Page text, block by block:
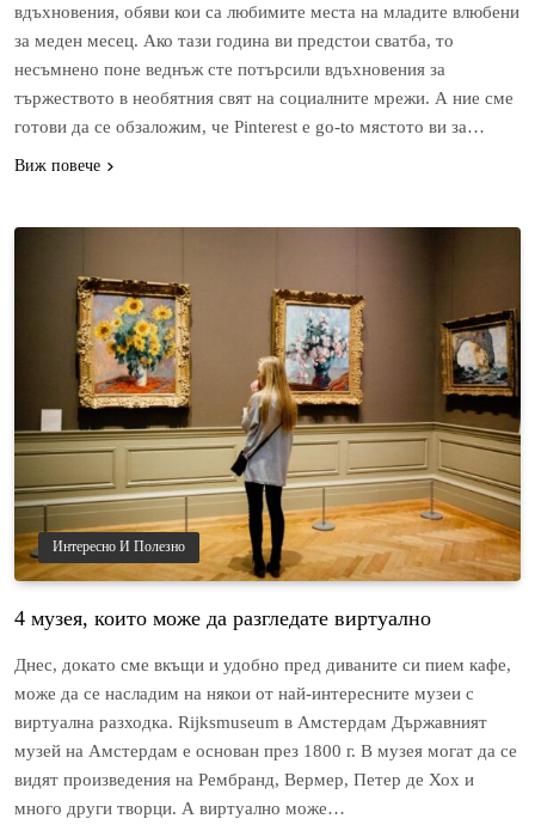
вдъхновения, обяви кои са любимите места на младите влюбени
за меден месец. Ако тази година ви предстои сватба, то
несъмнено поне веднъж сте потърсили вдъхновения за
тържеството в необятния свят на социалните мрежи. А ние сме
готови да се обзаложим, че Pinterest е go-to мястото ви за…
Виж повече
Интересно И Полезно
4 музея, които може да разгледате виртуално
Днес, докато сме вкъщи и удобно пред диваните си пием кафе,
може да се насладим на някои от най-интересните музеи с
виртуална разходка. Rijksmuseum в Амстердам Държавният
музей на Амстердам e основан през 1800 г. В музея могат да се
видят произведения на Рембранд, Вермер, Петер де Хох и
много други творци. А виртуално може…